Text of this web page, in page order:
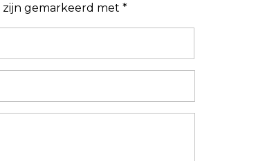
zijn gemarkeerd met *